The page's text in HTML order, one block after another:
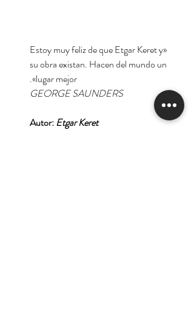
«Estoy muy feliz de que Etgar Keret y
su obra existan. Hacen del mundo un
lugar mejor».
GEORGE SAUNDERS
Autor:Etgar Keret